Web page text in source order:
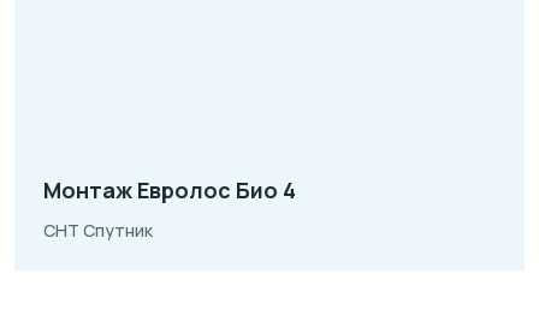
Монтаж Евролос Био 4
СНТ Спутник